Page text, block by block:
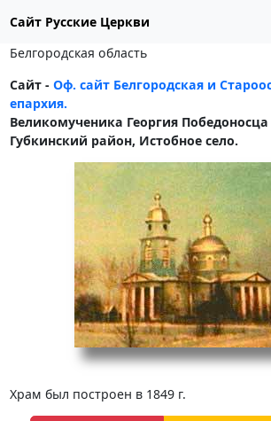
Сайт Русские Церкви
Белгородская область
Сайт - Оф. сайт Белгородская и
епархия.
Великомученика Георгия
Губкинский район, Истобное село.
Храм был построен в 1849 г.